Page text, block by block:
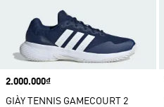
Price
2.000.000₫
GIÀY TENNIS GAMECOURT 2